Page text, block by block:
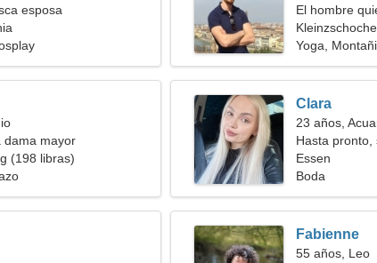
esposa
El hombre
Yoga,
dama mayor
(198 libras)
Clara
23 años,
Hasta pronto,
Essen
Boda
Fabienne
55 años, Leo